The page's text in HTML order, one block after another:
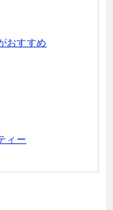
おすすめ
ィー